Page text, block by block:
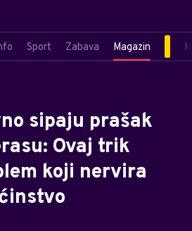
Sport Zabava Magazin
sipaju prašak
Ovaj trik
koji nervira